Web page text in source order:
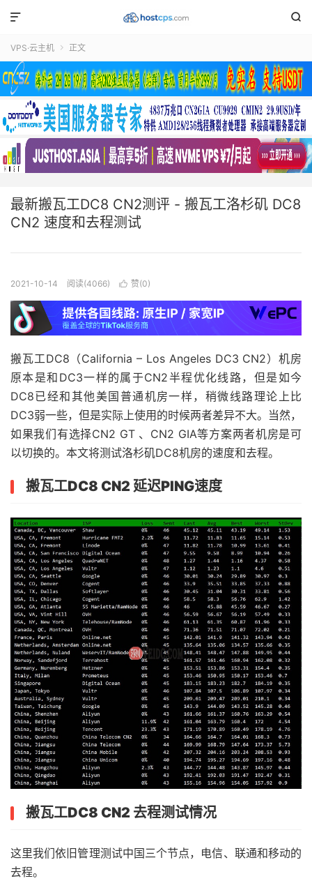


VPS·云主机  正文
最新搬瓦工DC8 CN2测评 - 搬瓦工洛杉矶 DC8
CN2 速度和去程测试
2021-10-14 阅读(4066)  赞(0)
搬瓦工DC8（California – Los Angeles DC3 CN2）机房
原本是和DC3一样的属于CN2半程优化线路，但是如今
DC8已经和其他美国普通机房一样，稍微线路理论上比
DC3弱一些，但是实际上使用的时候两者差异不大。当然，
如果我们有选择CN2 GT 、CN2 GIA等方案两者机房是可
以切换的。本文将测试洛杉矶DC8机房的速度和去程。
搬瓦工DC8 CN2 延迟PING速度
搬瓦工DC8 CN2 去程测试情况
这里我们依旧管理测试中国三个节点，电信、联通和移动的
去程。